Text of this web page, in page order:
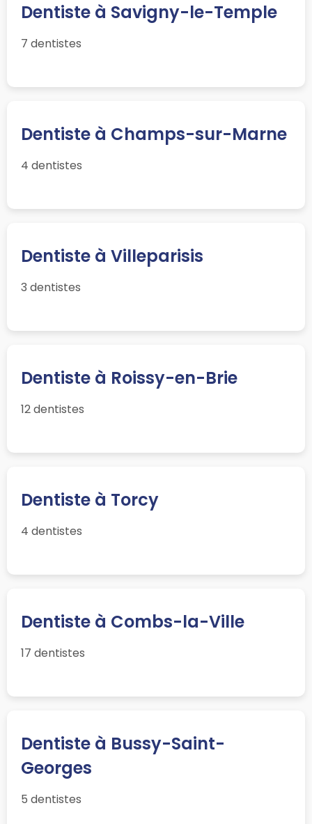
Dentiste à Savigny-le-Temple
7 dentistes
Dentiste à Champs-sur-Marne
4 dentistes
Dentiste à Villeparisis
3 dentistes
Dentiste à Roissy-en-Brie
12 dentistes
Dentiste à Torcy
4 dentistes
Dentiste à Combs-la-Ville
17 dentistes
Dentiste à Bussy-Saint-
Georges
5 dentistes